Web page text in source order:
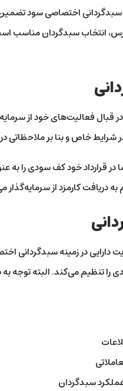
سبدگردانی اختصاصی سود
انتخاب سبدگردان مناسب
فعالیت‌های خود از
شرایط خاص و بنا بر ملاحظاتی
قرارداد خود کف سودی را به
دریافت کارمزد از
دارایی در زمینه سبدگردانی
را تنظیم می‌کند. البته توجه
سبدگردان